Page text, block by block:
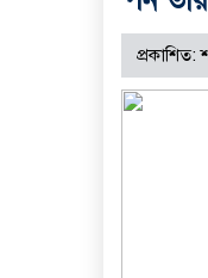
প্রকাশিত: